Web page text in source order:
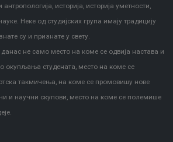
антропологија, историја, историја уметности,
Неке од студијских група имају традицију
су и признате у свету.
не само место на коме се одвија настава и
окупљања студената, место на коме се
такмичења, на коме се промовишу нове
и научни скупови, место на коме се полемише